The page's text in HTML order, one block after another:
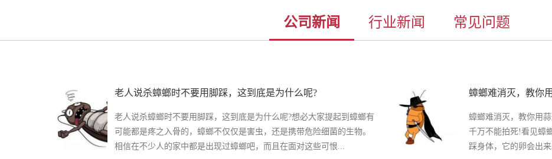
公司新闻 行业新闻 常见问题
老人说杀蟑螂时不要用脚踩，这到底是为什么呢?
老人说杀蟑螂时不要用脚踩，这到底是为什么呢?想必大家提起到蟑螂有
可能都是疼之入骨的，蟑螂不仅仅是害虫，还是携带危险细菌的生物。
相信在不少人的家中都是出现过蟑螂吧，而且在面对这些可恨...
蟑螂难消灭，教你
蟑螂难消灭，教你用
千万不能拍死!看见蟑
踩身体，它的卵会出